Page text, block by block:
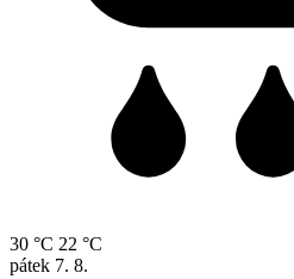
30 °C 22 °C
pátek 7. 8.